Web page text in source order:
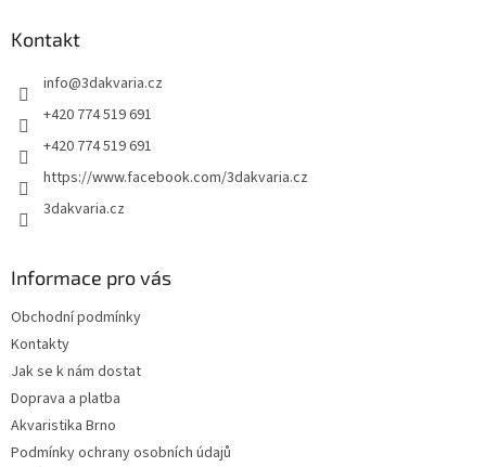
Kontakt
info@3dakvaria.cz
+420 774 519 691
+420 774 519 691
https://www.facebook.com/3dakvaria.cz
3dakvaria.cz
Informace pro vás
Obchodní podmínky
Kontakty
Jak se k nám dostat
Doprava a platba
Akvaristika Brno
Podmínky ochrany osobních údajů